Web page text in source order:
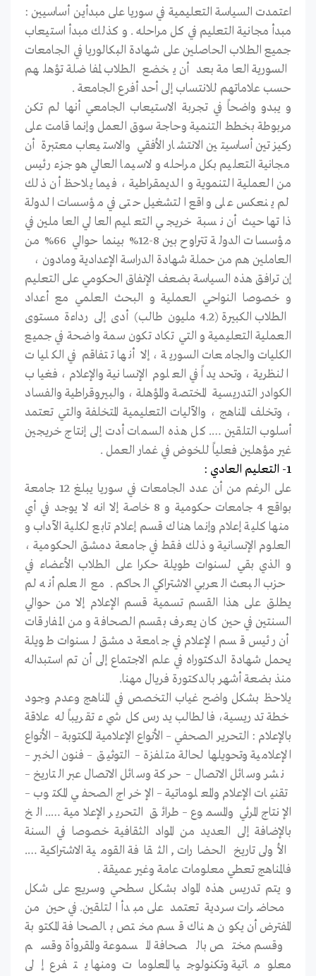
اعتمدت السياسة التعليمية في سوريا على مبدأين أساسيين :
مبدأ مجانية التعليم في كل مراحله . و كذلك مبدأ استيعاب
جميع الطلاب الحاصلين على شهادة البكالوريا في الجامعات
السورية العامة بعد أن يخضع الطلاب لمفاضلة تؤهلهم
حسب علاماتهم للانتساب إلى أحد أفرع الجامعة .
و يبدو واضحاً في تجربة الاستيعاب الجامعي أنها لم تكن
مربوطة بخطط التنمية وحاجة سوق العمل وإنما قامت على
ركيزتين أساسيتين الانتشار الأفقي والاستيعاب معتبرة أن
مجانية التعليم بكل مراحله و لاسيما العالي هو جزء رئيس
من العملية التنموية و الديمقراطية ، فيما يلاحظ أن ذلك
لم ينعكس على واقع التشغيل حتى في مؤسسات الدولة
ذاتها حيث أن نسبة خريجي التعليم العالي العاملين في
مؤسسات الدولة تتراوح بين 8-12% بينما حوالي 66% من
العاملين هم من حملة شهادة الدراسة الإعدادية ومادون ،
إن ترافق هذه السياسة بضعف الإنفاق الحكومي على التعليم
و خصوصا النواحي العملية و البحث العلمي مع أعداد
الطلاب الكبيرة (4.2 مليون طالب) أدى إلى رداءة مستوى
العملية التعليمية و التي تكاد تكون سمة واضحة في جميع
الكليات والجامعات السورية ، إلا أنها تتفاقم في الكليات
النظرية ، وتحديداً في العلوم الإنسانية والإعلام ، فغياب
الكوادر التدريسية المختصة والمؤهلة ، والبيروقراطية والفساد
، وتخلف المناهج ، والآليات التعليمية المتخلفة والتي تعتمد
أسلوب التلقين …. كل هذه السمات أدت إلى إنتاج خريجين
غير مؤهلين فعلياً للخوض في غمار العمل .
1- التعليم العادي :
على الرغم من أن عدد الجامعات في سوريا يبلغ 12 جامعة
بواقع 4 جامعات حكومية و 8 خاصة إلا انه لا يوجد في أي
منها كلية إعلام وإنما هناك قسم إعلام تابع لكلية الآداب و
العلوم الإنسانية و ذلك فقط في جامعة دمشق الحكومية ،
و الذي بقي لسنوات طويلة حكرا على الطلاب الأعضاء في
حزب البعث العربي الاشتراكي الحاكم . مع العلم أنه لم
يطلق على هذا القسم تسمية قسم الإعلام إلا من حوالي
السنتين في حين كان يعرف بقسم الصحافة و من المفارقات
أن رئيس قسم الإعلام في جامعة دمشق لسنوات طويلة
يحمل شهادة الدكتوراه في علم الاجتماع إلى أن تم استبداله
منذ بضعة أشهر بالدكتورة فريال مهنا.
يلاحظ بشكل واضح غياب التخصص في المناهج وعدم وجود
خطة تدريسية، فالطالب يدرس كل شيء تقريباً له علاقة
بالإعلام : التحرير الصحفي – الأنواع الإعلامية المكتوبة – الأنواع
الإعلامية وتحويلها لحالة متلفزة – التوثيق – فنون الخبر –
نشر وسائل الاتصال – حركة وسائل الاتصال عبر التاريخ –
تقنيات الإعلام والمعلوماتية – الإخراج الصحفي المكتوب –
الإنتاج المرئي والمسموع – طرائق التحرير الإعلامية ….. الخ
بالإضافة إلى العديد من المواد الثقافية خصوصا في السنة
الأولى تاريخ الحضارات , الثقافة القومية الاشتراكية ….
فالمناهج تعطي معلومات عامة وغير عميقة .
و يتم تدريس هذه المواد بشكل سطحي وسريع على شكل
محاضرات سردية تعتمد على مبدأ التلقين. في حين من
المفترض أن يكون هناك قسم مختص بالصحافة المكتوبة
وقسم مختص بالصحافة المسموعة والمقروأة وقسم
معلوماتية وتكنولوجيا المعلومات ومنها يتفرع إلى